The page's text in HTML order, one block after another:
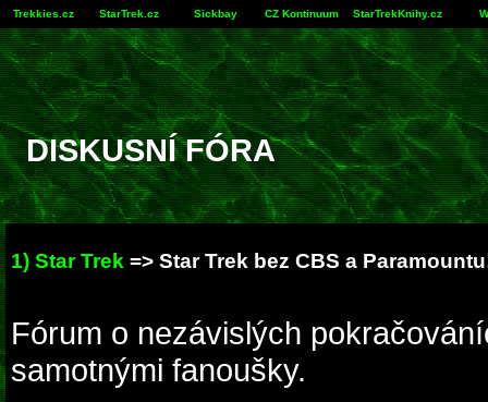
Trekkies.cz StarTrek.cz Sickbay CZ Kontinuum StarTrekKnihy.cz
DISKUSNÍ FÓRA
1) Star Trek => Star Trek bez CBS a
Fórum o nezávislých
samotnými fanoušky.